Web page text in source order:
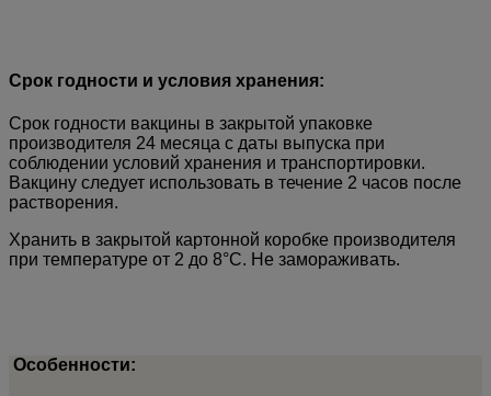
Срок годности и условия хранения:
Срок годности вакцины в закрытой упаковке
производителя 24 месяца с даты выпуска при
соблюдении условий хранения и транспортировки.
Вакцину следует использовать в течение 2 часов после
растворения.
Хранить в закрытой картонной коробке производителя
при температуре от 2 до 8°С. Не замораживать.
Особенности: